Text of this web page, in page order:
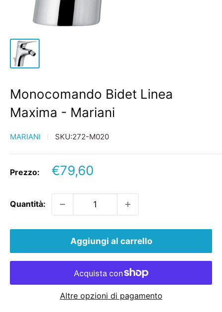
Monocomando Bidet Linea
Maxima - Mariani
MARIANI SKU:272-M020
Prezzo:
Prezzo
scontato
€79,60
Quantità:
Aggiungi al carrello
Altre opzioni di pagamento